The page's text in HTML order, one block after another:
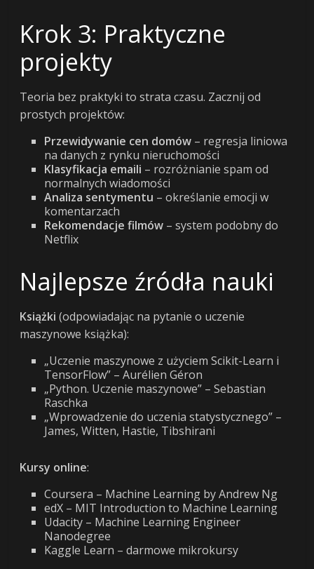
Krok 3: Praktyczne
projekty
Teoria bez praktyki to strata czasu. Zacznij od
prostych projektów:
Przewidywanie cen domów – regresja liniowa
na danych z rynku nieruchomości
Klasyfikacja emaili – rozróżnianie spam od
normalnych wiadomości
Analiza sentymentu – określanie emocji w
komentarzach
Rekomendacje filmów – system podobny do
Netflix
Najlepsze źródła nauki
Książki (odpowiadając na pytanie o uczenie
maszynowe książka):
„Uczenie maszynowe z użyciem Scikit-Learn i
TensorFlow” – Aurélien Géron
„Python. Uczenie maszynowe” – Sebastian
Raschka
„Wprowadzenie do uczenia statystycznego” –
James, Witten, Hastie, Tibshirani
Kursy online:
Coursera – Machine Learning by Andrew Ng
edX – MIT Introduction to Machine Learning
Udacity – Machine Learning Engineer
Nanodegree
Kaggle Learn – darmowe mikrokursy